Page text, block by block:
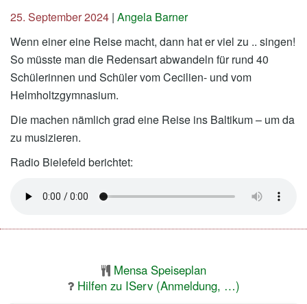
25. September 2024 | Angela Barner
Wenn einer eine Reise macht, dann hat er viel zu .. singen!
So müsste man die Redensart abwandeln für rund 40
Schülerinnen und Schüler vom Cecilien- und vom
Helmholtzgymnasium.
Die machen nämlich grad eine Reise ins Baltikum – um da
zu musizieren.
Radio Bielefeld berichtet:
Mensa Speiseplan
Hilfen zu IServ (Anmeldung, …)